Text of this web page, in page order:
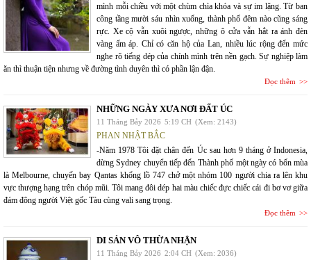
mình mỗi chiều với một chùm chìa khóa và sự im lặng. Từ ban
công tầng mười sáu nhìn xuống, thành phố đêm nào cũng sáng
rực. Xe cộ vẫn xuôi ngược, những ô cửa vẫn hắt ra ánh đèn
vàng ấm áp. Chỉ có căn hộ của Lan, nhiều lúc rộng đến mức
nghe rõ tiếng dép của chính mình trên nền gạch. Sự nghiệp làm
ăn thì thuận tiện nhưng về đường tình duyên thì có phần lận đận.
Đọc thêm
NHỮNG NGÀY XƯA NƠI ĐẤT ÚC
11 Tháng Bảy 2026 5:19 CH (Xem: 2143)
PHAN NHẬT BẮC
-Năm 1978 Tôi đặt chân đến Úc sau hơn 9 tháng ở Indonesia,
dừng Sydney chuyển tiếp đến Thành phố một ngày có bốn mùa
là Melbourne, chuyến bay Qantas khổng lồ 747 chở một nhóm 100 người chia ra lên khu
vực thượng hạng trên chóp mũi. Tôi mang đôi dép hai màu chiếc đực chiếc cái đi bơ vơ giữa
đám đông người Việt gốc Tàu cùng vali sang trọng.
Đọc thêm
DI SẢN VÔ THỪA NHẬN
11 Tháng Bảy 2026 2:04 CH (Xem: 2036)